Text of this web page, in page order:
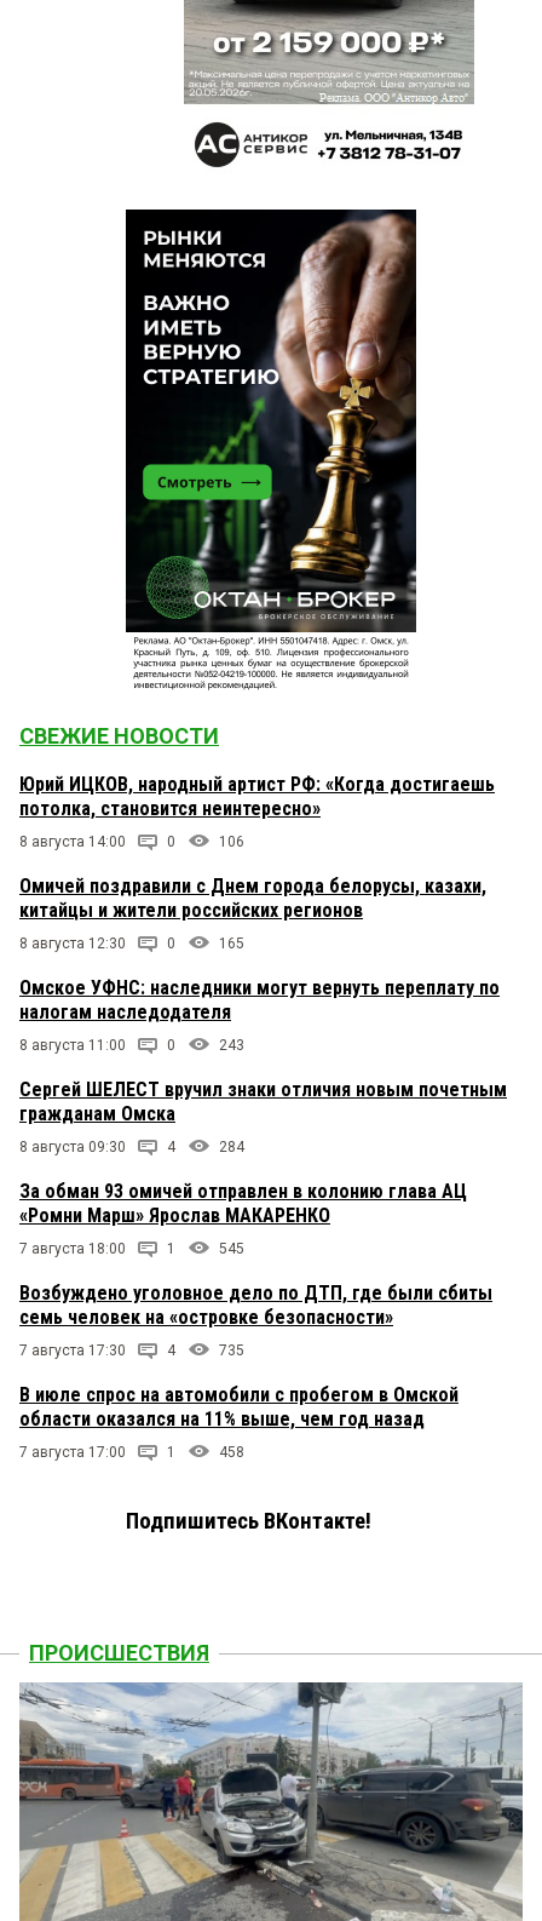
СВЕЖИЕ НОВОСТИ
Юрий ИЦКОВ, народный артист РФ: «Когда достигаешь
потолка, становится неинтересно»
8 августа 14:00 0 106
Омичей поздравили с Днем города белорусы, казахи,
китайцы и жители российских регионов
8 августа 12:30 0 165
Омское УФНС: наследники могут вернуть переплату по
налогам наследодателя
8 августа 11:00 0 243
Сергей ШЕЛЕСТ вручил знаки отличия новым почетным
гражданам Омска
8 августа 09:30 4 284
За обман 93 омичей отправлен в колонию глава АЦ
«Ромни Марш» Ярослав МАКАРЕНКО
7 августа 18:00 1 545
Возбуждено уголовное дело по ДТП, где были сбиты
семь человек на «островке безопасности»
7 августа 17:30 4 735
В июле спрос на автомобили с пробегом в Омской
области оказался на 11% выше, чем год назад
7 августа 17:00 1 458
Подпишитесь ВКонтакте!
ПРОИСШЕСТВИЯ